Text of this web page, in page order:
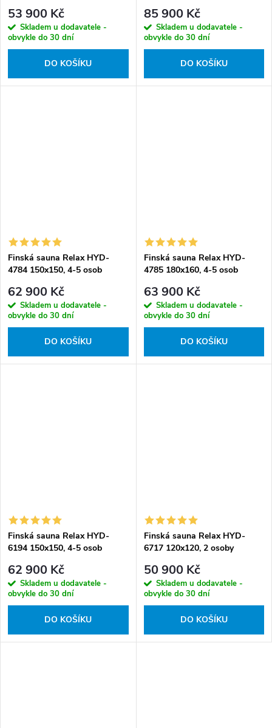
53 900 Kč
Skladem u dodavatele -
obvykle do 30 dní
DO KOŠÍKU
85 900 Kč
Skladem u dodavatele -
obvykle do 30 dní
DO KOŠÍKU
Finská sauna Relax HYD-
4784 150x150, 4-5 osob
62 900 Kč
Skladem u dodavatele -
obvykle do 30 dní
DO KOŠÍKU
Finská sauna Relax HYD-
4785 180x160, 4-5 osob
63 900 Kč
Skladem u dodavatele -
obvykle do 30 dní
DO KOŠÍKU
Finská sauna Relax HYD-
6194 150x150, 4-5 osob
62 900 Kč
Skladem u dodavatele -
obvykle do 30 dní
DO KOŠÍKU
Finská sauna Relax HYD-
6717 120x120, 2 osoby
50 900 Kč
Skladem u dodavatele -
obvykle do 30 dní
DO KOŠÍKU